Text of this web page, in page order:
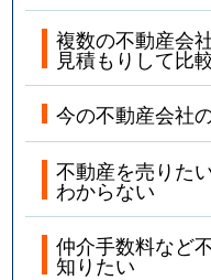
複数の不動産会
見積もりして比
今の不動産会社
不動産を売りた
わからない
仲介手数料など
知りたい